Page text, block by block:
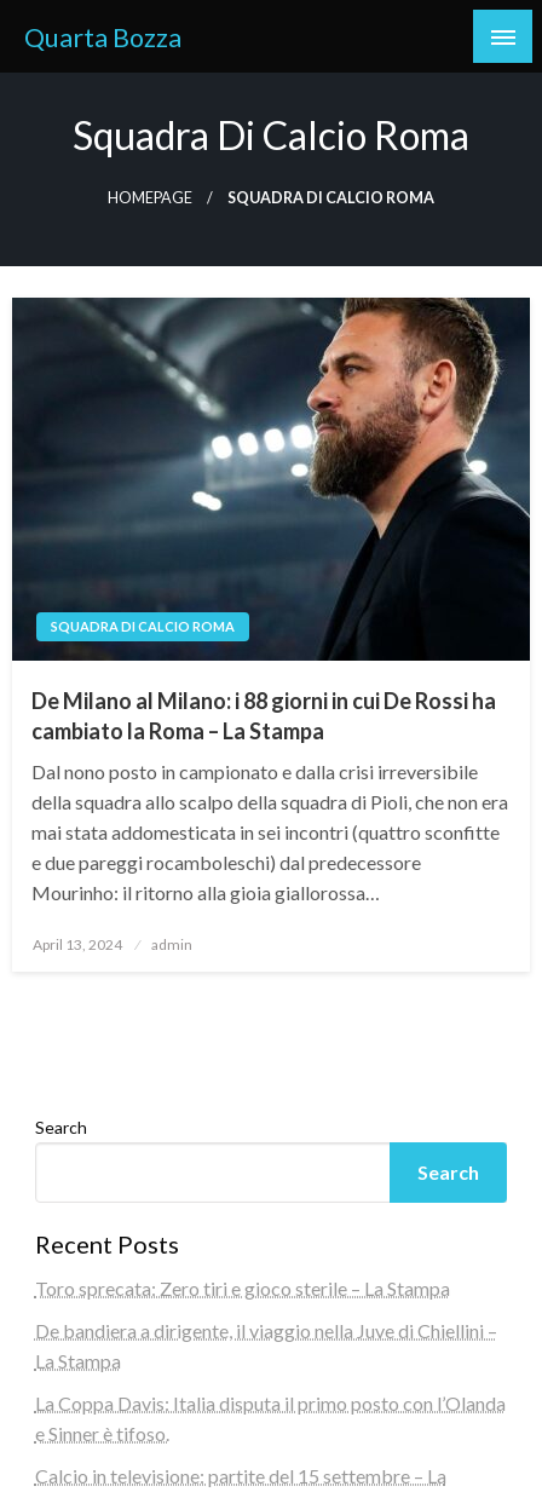
content
Quarta Bozza
Squadra Di Calcio Roma
HOMEPAGE SQUADRA DI CALCIO ROMA
SQUADRA DI CALCIO ROMA
De Milano al Milano: i 88 giorni in cui De Rossi ha
cambiato la Roma – La Stampa
Dal nono posto in campionato e dalla crisi irreversibile
della squadra allo scalpo della squadra di Pioli, che non era
mai stata addomesticata in sei incontri (quattro sconfitte
e due pareggi rocamboleschi) dal predecessore
Mourinho: il ritorno alla gioia giallorossa…
Posted
April 13, 2024 admin
Search
Search
Recent Posts
Toro sprecata: Zero tiri e gioco sterile – La Stampa
De bandiera a dirigente, il viaggio nella Juve di Chiellini –
La Stampa
La Coppa Davis: Italia disputa il primo posto con l’Olanda
e Sinner è tifoso.
Calcio in televisione: partite del 15 settembre – La